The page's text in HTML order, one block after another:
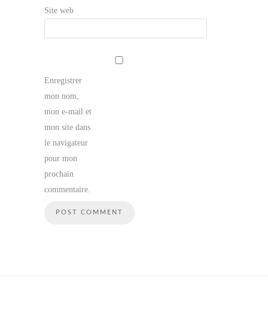
Site web
Enregistrer
mon nom,
mon e-mail et
mon site dans
le navigateur
pour mon
prochain
commentaire.